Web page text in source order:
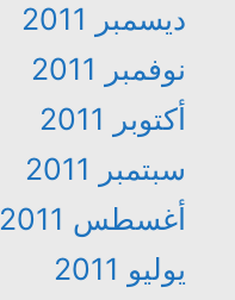
ديسمبر 2011
نوفمبر 2011
أكتوبر 2011
سبتمبر 2011
أغسطس 2011
يوليو 2011